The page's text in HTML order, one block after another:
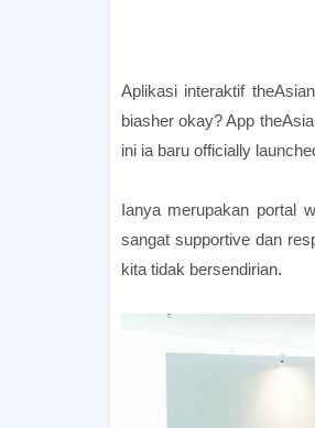
Aplikasi interaktif
biasher okay? App
ini ia baru officially
Ianya merupakan portal
sangat supportive dan
kita tidak bersendirian.